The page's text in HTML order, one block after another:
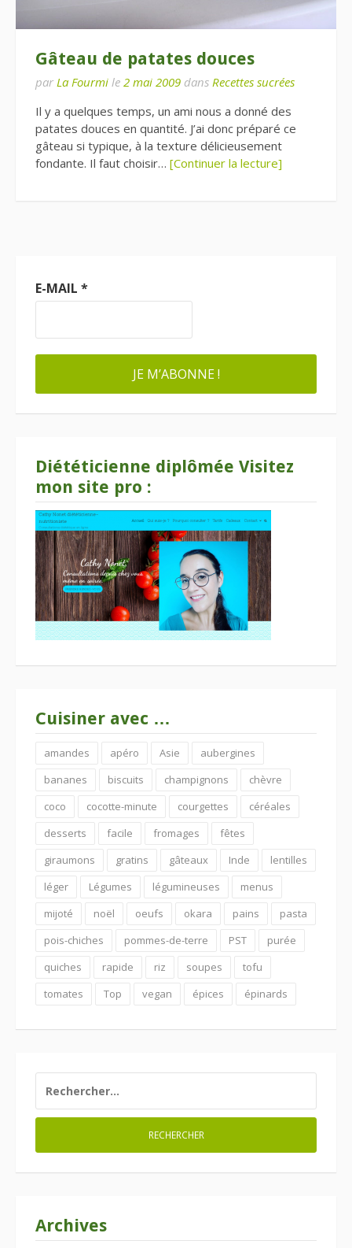
Gâteau de patates douces
par La Fourmi le 2 mai 2009 dans Recettes sucrées
Il y a quelques temps, un ami nous a donné des
patates douces en quantité. J’ai donc préparé ce
gâteau si typique, à la texture délicieusement
fondante. Il faut choisir… [Continuer la lecture]
E-MAIL *
Diététicienne diplômée Visitez
mon site pro :
Cuisiner avec …
amandes apéro Asie
aubergines
bananes
biscuits champignons
chèvre
coco
cocotte-minute courgettes
céréales
desserts
facile fromages
fêtes
giraumons
gratins gâteaux Inde
lentilles
léger
Légumes légumineuses
menus
mijoté
noël oeufs okara pains
pasta
pois-chiches
pommes-de-terre PST
purée
quiches
rapide riz soupes
tofu
tomates
Top vegan épices épinards
Archives